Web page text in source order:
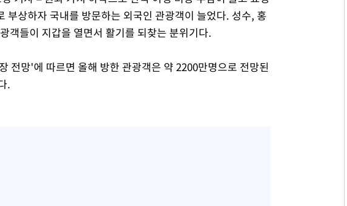
상하자 국내를 방문하는 외국인 관광객이 늘었다. 성수, 홍
객들이 지갑을 열면서 활기를 되찾는 분위기다.
전망'에 따르면 올해 방한 관광객은 약 2200만명으로 전망된
.